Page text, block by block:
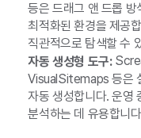
등은 드래그 앤 드롭 방
최적화된 환경을 제공
직관적으로 탐색할 수
자동 생성형 도구:
VisualSitemaps 등은
자동 생성합니다. 운영
분석하는 데 유용합니